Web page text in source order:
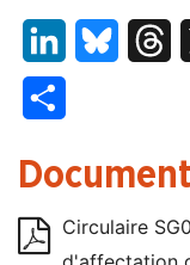
LinkedInBluesky
Circulaire